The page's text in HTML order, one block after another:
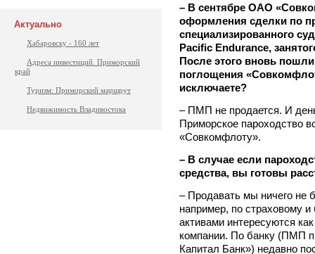
Актуально
Хабаровску - 160 лет
Адреса инвестиций. Приморский
край
Туризм: Приморский маршрут
Недвижимость Владивостока
– В сентябре ОАО
оформления сделки по
специализированного
Pacific Endurance,
После этого вновь
поглощения
исключаете?
– ПМП не продается. И
Приморское пароходство
«Совкомфлоту».
– В случае если
средства, вы готовы
– Продавать мы ничего не
например, по страховому
активами интересуются
компании. По банку (ПМП
Капитал Банк») недавно